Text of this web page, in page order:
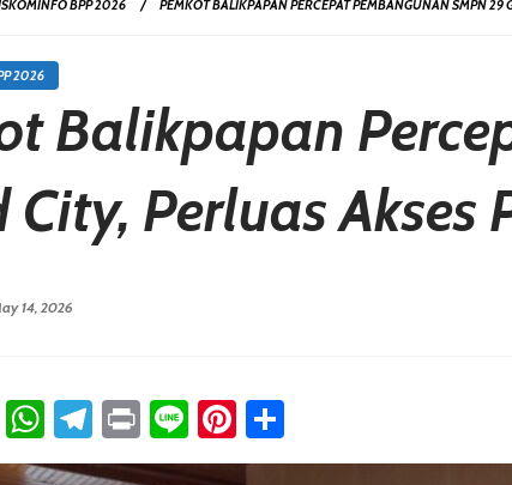
BPP 2026 PEMKOT BALIKPAPAN PERCEPAT PEMBANGUNAN SMPN
2026
Balikpapan
City, Perluas
14, 2026
EmailWhatsApp
Telegram
PrintLinePinterest